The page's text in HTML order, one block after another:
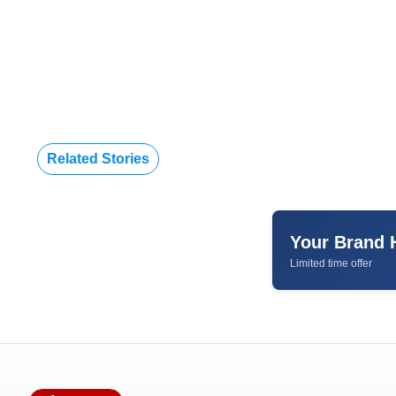
Related Stories
Your Brand
Limited time offer